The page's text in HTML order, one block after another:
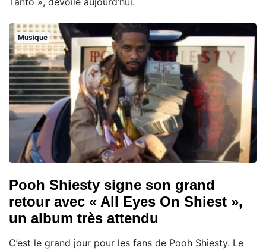
Musique
Pooh Shiesty signe son grand
retour avec « All Eyes On Shiest »,
un album très attendu
C’est le grand jour pour les fans de Pooh Shiesty. Le